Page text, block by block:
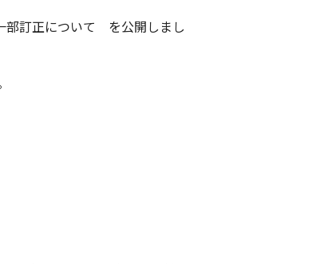
部訂正について を公開しまし